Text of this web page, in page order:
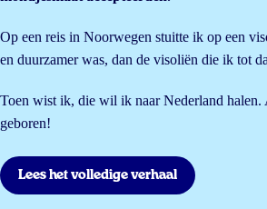
Op een reis in Noorwegen stuitte ik op een
en duurzamer was, dan de visoliën die ik tot
Toen wist ik, die wil ik naar Nederland
geboren!
Lees het volledige verhaal